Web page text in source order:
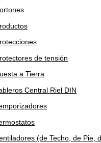
de tensión
a Tierra
Central Riel DIN
(de Techo, de Pie,